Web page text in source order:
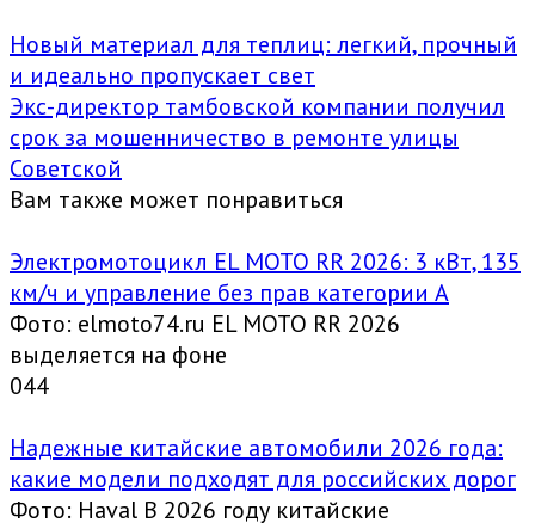
Новый материал для теплиц: легкий, прочный
и идеально пропускает свет
Экс-директор тамбовской компании получил
срок за мошенничество в ремонте улицы
Советской
Вам также может понравиться
Электромотоцикл EL MOTO RR 2026: 3 кВт, 135
км/ч и управление без прав категории А
Фото: elmoto74.ru EL MOTO RR 2026
выделяется на фоне
044
Надежные китайские автомобили 2026 года:
какие модели подходят для российских дорог
Фото: Haval В 2026 году китайские